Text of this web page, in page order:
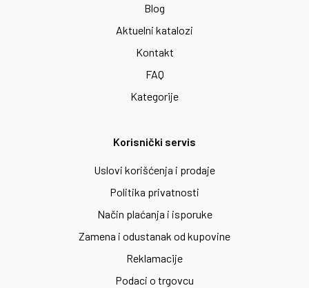
Blog
Aktuelni katalozi
Kontakt
FAQ
Kategorije
Korisnički servis
Uslovi korišćenja i prodaje
Politika privatnosti
Način plaćanja i isporuke
Zamena i odustanak od kupovine
Reklamacije
Podaci o trgovcu